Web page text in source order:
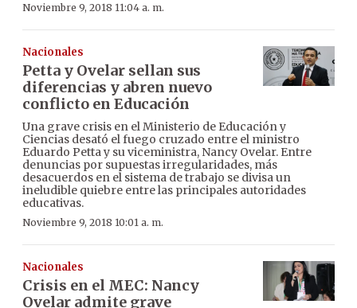
Noviembre 9, 2018 11:04 a. m.
Nacionales
Petta y Ovelar sellan sus
diferencias y abren nuevo
conflicto en Educación
Una grave crisis en el Ministerio de Educación y
Ciencias desató el fuego cruzado entre el ministro
Eduardo Petta y su viceministra, Nancy Ovelar. Entre
denuncias por supuestas irregularidades, más
desacuerdos en el sistema de trabajo se divisa un
ineludible quiebre entre las principales autoridades
educativas.
Noviembre 9, 2018 10:01 a. m.
Nacionales
Crisis en el MEC: Nancy
Ovelar admite grave